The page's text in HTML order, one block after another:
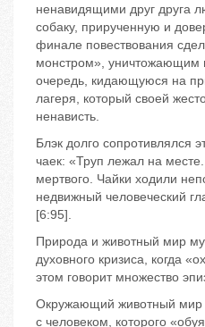
ненавидящими друг друга
собаку, прирученную и
финале повествования
монстром», уничтожающим
очередь, кидающуюся на
лагеря, который своей
ненависть.
Блэк долго сопротивлялся
чаек: «Труп лежал на
мертвого. Чайки ходили
недвижный человеческий
[6:95].
Природа и животный мир
духовного кризиса, когда
этом говорит множество
Окружающий животный мир
с человеком, которого